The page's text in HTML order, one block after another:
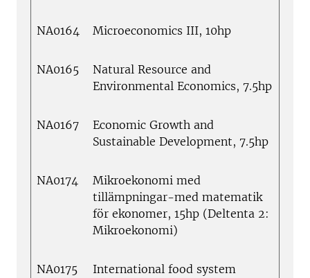
NA0164 Microeconomics III, 10hp
NA0165
Natural Resource and
Environmental Economics, 7.5hp
NA0167
Economic Growth and
Sustainable Development, 7.5hp
NA0174
Mikroekonomi med
tillämpningar-med matematik
för ekonomer, 15hp (Deltenta 2:
Mikroekonomi)
NA0175
International food system